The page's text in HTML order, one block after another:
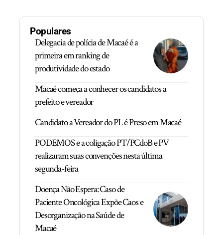
Populares
Delegacia de polícia de Macaé é a
primeira em ranking de
produtividade do estado
Macaé começa a conhecer os candidatos a
prefeito e vereador
Candidato a Vereador do PL é Preso em Macaé
PODEMOS e a coligação PT/PCdoB e PV
realizaram suas convenções nesta última
segunda-feira
Doença Não Espera: Caso de
Paciente Oncológica Expõe Caos e
Desorganização na Saúde de
Macaé